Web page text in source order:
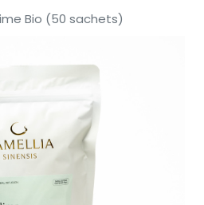
Bio (50 sachets)